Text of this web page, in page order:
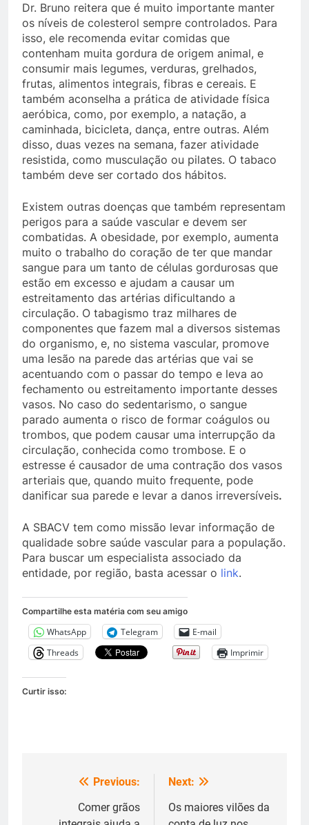
Dr. Bruno reitera que é muito importante manter
os níveis de colesterol sempre controlados. Para
isso, ele recomenda evitar comidas que
contenham muita gordura de origem animal, e
consumir mais legumes, verduras, grelhados,
frutas, alimentos integrais, fibras e cereais. E
também aconselha a prática de atividade física
aeróbica, como, por exemplo, a natação, a
caminhada, bicicleta, dança, entre outras. Além
disso, duas vezes na semana, fazer atividade
resistida, como musculação ou pilates. O tabaco
também deve ser cortado dos hábitos.
Existem outras doenças que também representam
perigos para a saúde vascular e devem ser
combatidas. A obesidade, por exemplo, aumenta
muito o trabalho do coração de ter que mandar
sangue para um tanto de células gordurosas que
estão em excesso e ajudam a causar um
estreitamento das artérias dificultando a
circulação. O tabagismo traz milhares de
componentes que fazem mal a diversos sistemas
do organismo, e, no sistema vascular, promove
uma lesão na parede das artérias que vai se
acentuando com o passar do tempo e leva ao
fechamento ou estreitamento importante desses
vasos. No caso do sedentarismo, o sangue
parado aumenta o risco de formar coágulos ou
trombos, que podem causar uma interrupção da
circulação, conhecida como trombose. E o
estresse é causador de uma contração dos vasos
arteriais que, quando muito frequente, pode
danificar sua parede e levar a danos irreversíveis.
A SBACV tem como missão levar informação de
qualidade sobre saúde vascular para a população.
Para buscar um especialista associado da
entidade, por região, basta acessar o link.
Compartilhe esta matéria com seu amigo
WhatsApp Telegram
E-mail
Threads
Imprimir
Curtir isso:
Navegação
Previous:
Comer grãos
Next:
Os maiores vilões da